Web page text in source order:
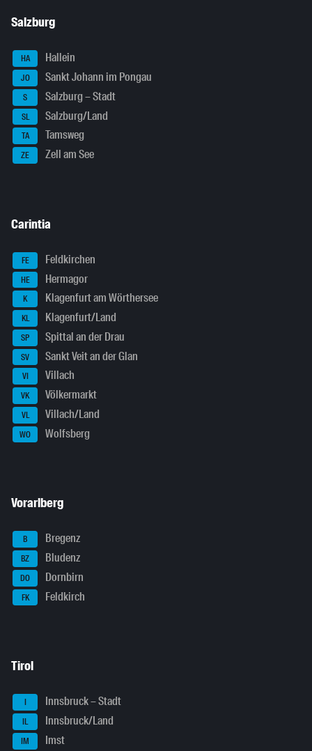
Salzburg
HA Hallein
JO Sankt Johann im Pongau
S Salzburg – Stadt
SL Salzburg/Land
TA Tamsweg
ZE Zell am See
Carintia
FE Feldkirchen
HE Hermagor
K Klagenfurt am Wörthersee
KL Klagenfurt/Land
SP Spittal an der Drau
SV Sankt Veit an der Glan
VI Villach
VK Völkermarkt
VL Villach/Land
WO Wolfsberg
Vorarlberg
B Bregenz
BZ Bludenz
DO Dornbirn
FK Feldkirch
Tirol
I Innsbruck – Stadt
IL Innsbruck/Land
IM Imst